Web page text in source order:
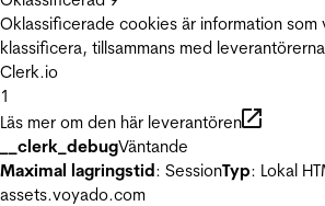
Oklassificerade cookies är information som
klassificera, tillsammans med
Clerk.io
1
Läs mer om den här leverantören
__clerk_debugVäntande
Maximal lagringstid: SessionTyp: Lokal
assets.voyado.com